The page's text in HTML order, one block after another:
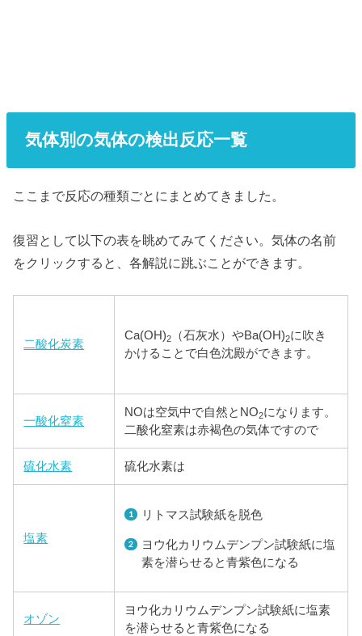
気体別の気体の検出反応一覧
ここまで反応の種類ごとにまとめてきました。
復習として以下の表を眺めてみてください。気体の名前
をクリックすると、各解説に跳ぶことができます。
二酸化炭素
Ca(OH)2 （石灰水）やBa(OH)2に吹き
かけることで白色沈殿ができます。
一酸化窒素
NOは空気中で自然とNO2になります。
二酸化窒素は赤褐色の気体ですので
硫化水素 硫化水素は
塩素
リトマス試験紙を脱色
ヨウ化カリウムデンプン試験紙に塩
素を潜らせると青紫色になる
オゾン
ヨウ化カリウムデンプン試験紙に塩素
を潜らせると青紫色になる